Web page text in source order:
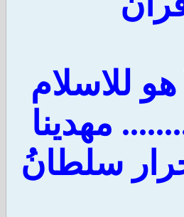
للاسلام
مهدينا
سلطانُ